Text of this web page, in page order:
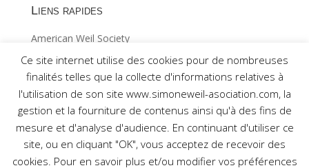
Liens rapides
American Weil Society
Index général ©Gabriël MAES 1/2
Index général ©Gabriël MAES 2/2
Ce site internet utilise des cookies pour de nombreuses
finalités telles que la collecte d'informations relatives à
l'utilisation de son site www.simoneweil-asociation.com, la
gestion et la fourniture de contenus ainsi qu'à des fins de
mesure et d'analyse d'audience. En continuant d'utiliser ce
site, ou en cliquant "OK", vous acceptez de recevoir des
cookies. Pour en savoir plus et/ou modifier vos préférences